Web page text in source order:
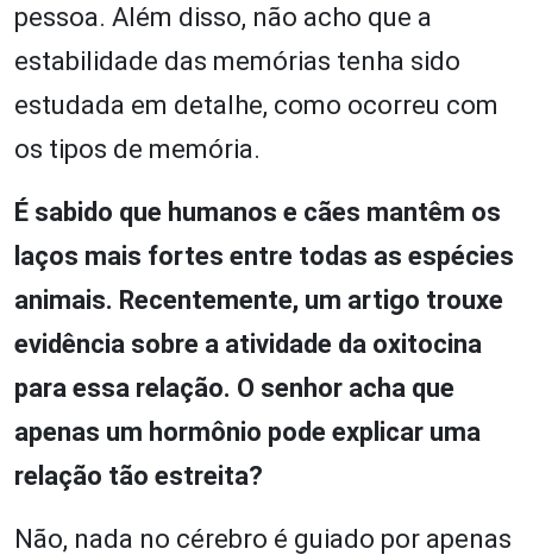
pessoa. Além disso, não acho que a
estabilidade das memórias tenha sido
estudada em detalhe, como ocorreu com
os tipos de memória.
É sabido que humanos e cães mantêm os
laços mais fortes entre todas as espécies
animais. Recentemente, um artigo trouxe
evidência sobre a atividade da oxitocina
para essa relação. O senhor acha que
apenas um hormônio pode explicar uma
relação tão estreita?
Não, nada no cérebro é guiado por apenas